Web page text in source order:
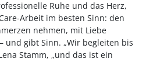
Ruhe und das Herz,
Arbeit im besten Sinn: den
nehmen, mit Liebe
und gibt Sinn. „Wir begleiten bis
Stamm, „und das ist ein